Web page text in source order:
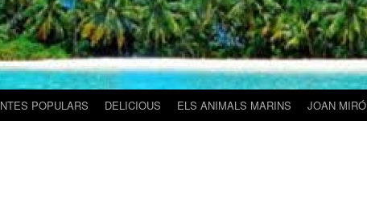
POPULARS DELICIOUS ELS ANIMALS MARINS JOAN MIRÓ